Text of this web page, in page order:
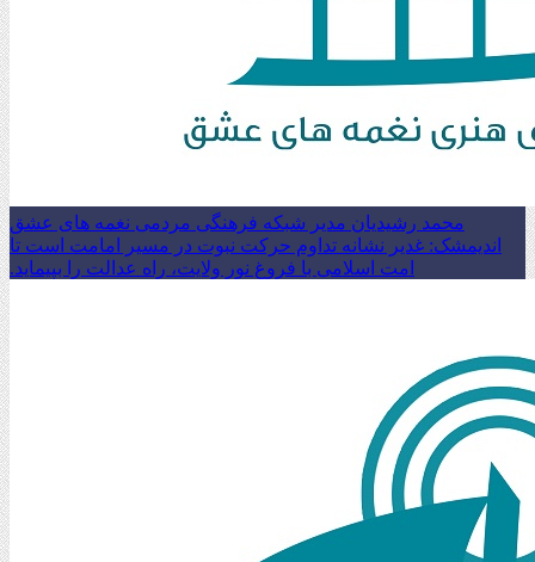
محمد رشیدیان مدیر شبکه فرهنگی مردمی نغمه های عشق
اندیمشک: غدیر نشانه تداوم حرکت نبوت در مسیر امامت است تا
امت اسلامی با فروغ نور ولایت، راه عدالت را بپیماید.